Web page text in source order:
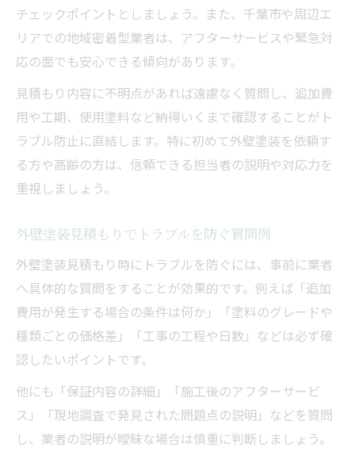
チェックポイントとしましょう。また、千葉市や周辺エ
リアでの地域密着型業者は、アフターサービスや緊急対
応の面でも安心できる傾向があります。
見積もり内容に不明点があれば遠慮なく質問し、追加費
用や工期、使用塗料など納得いくまで確認することがト
ラブル防止に直結します。特に初めて外壁塗装を依頼す
る方や高齢の方は、信頼できる担当者の説明や対応力を
重視しましょう。
外壁塗装見積もりでトラブルを防ぐ質問例
外壁塗装見積もり時にトラブルを防ぐには、事前に業者
へ具体的な質問をすることが効果的です。例えば「追加
費用が発生する場合の条件は何か」「塗料のグレードや
種類ごとの価格差」「工事の工程や日数」などは必ず確
認したいポイントです。
他にも「保証内容の詳細」「施工後のアフターサービ
ス」「現地調査で発見された問題点の説明」などを質問
し、業者の説明が曖昧な場合は慎重に判断しましょう。